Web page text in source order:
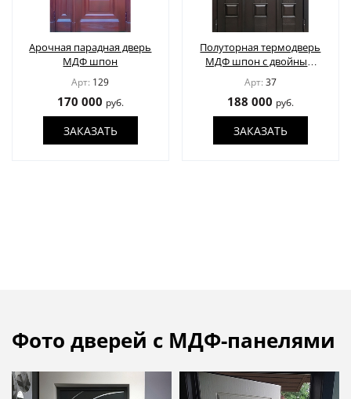
Арочная парадная дверь
МДФ шпон
Арт: 129
170 000 руб.
ЗАКАЗАТЬ
Полуторная термодверь
МДФ шпон с двойным
остеклением и решеткой
Арт: 37
188 000 руб.
ЗАКАЗАТЬ
Фото дверей с МДФ-панелями